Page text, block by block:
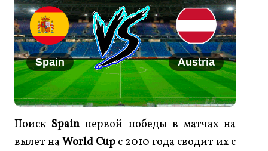
Spain Austria
Поиск Spain первой победы в матчах на
вылет на World Cup с 2010 года сводит их с